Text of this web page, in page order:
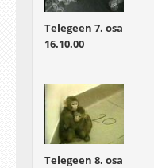
Telegeen 7. osa
16.10.00
Telegeen 8. osa